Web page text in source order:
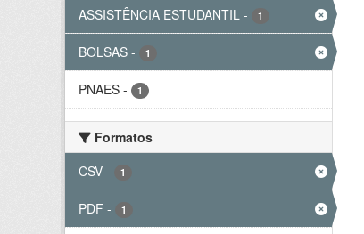
ASSISTÊNCIA ESTUDANTIL - 1
BOLSAS - 1
PNAES - 1
Formatos
CSV - 1
PDF - 1